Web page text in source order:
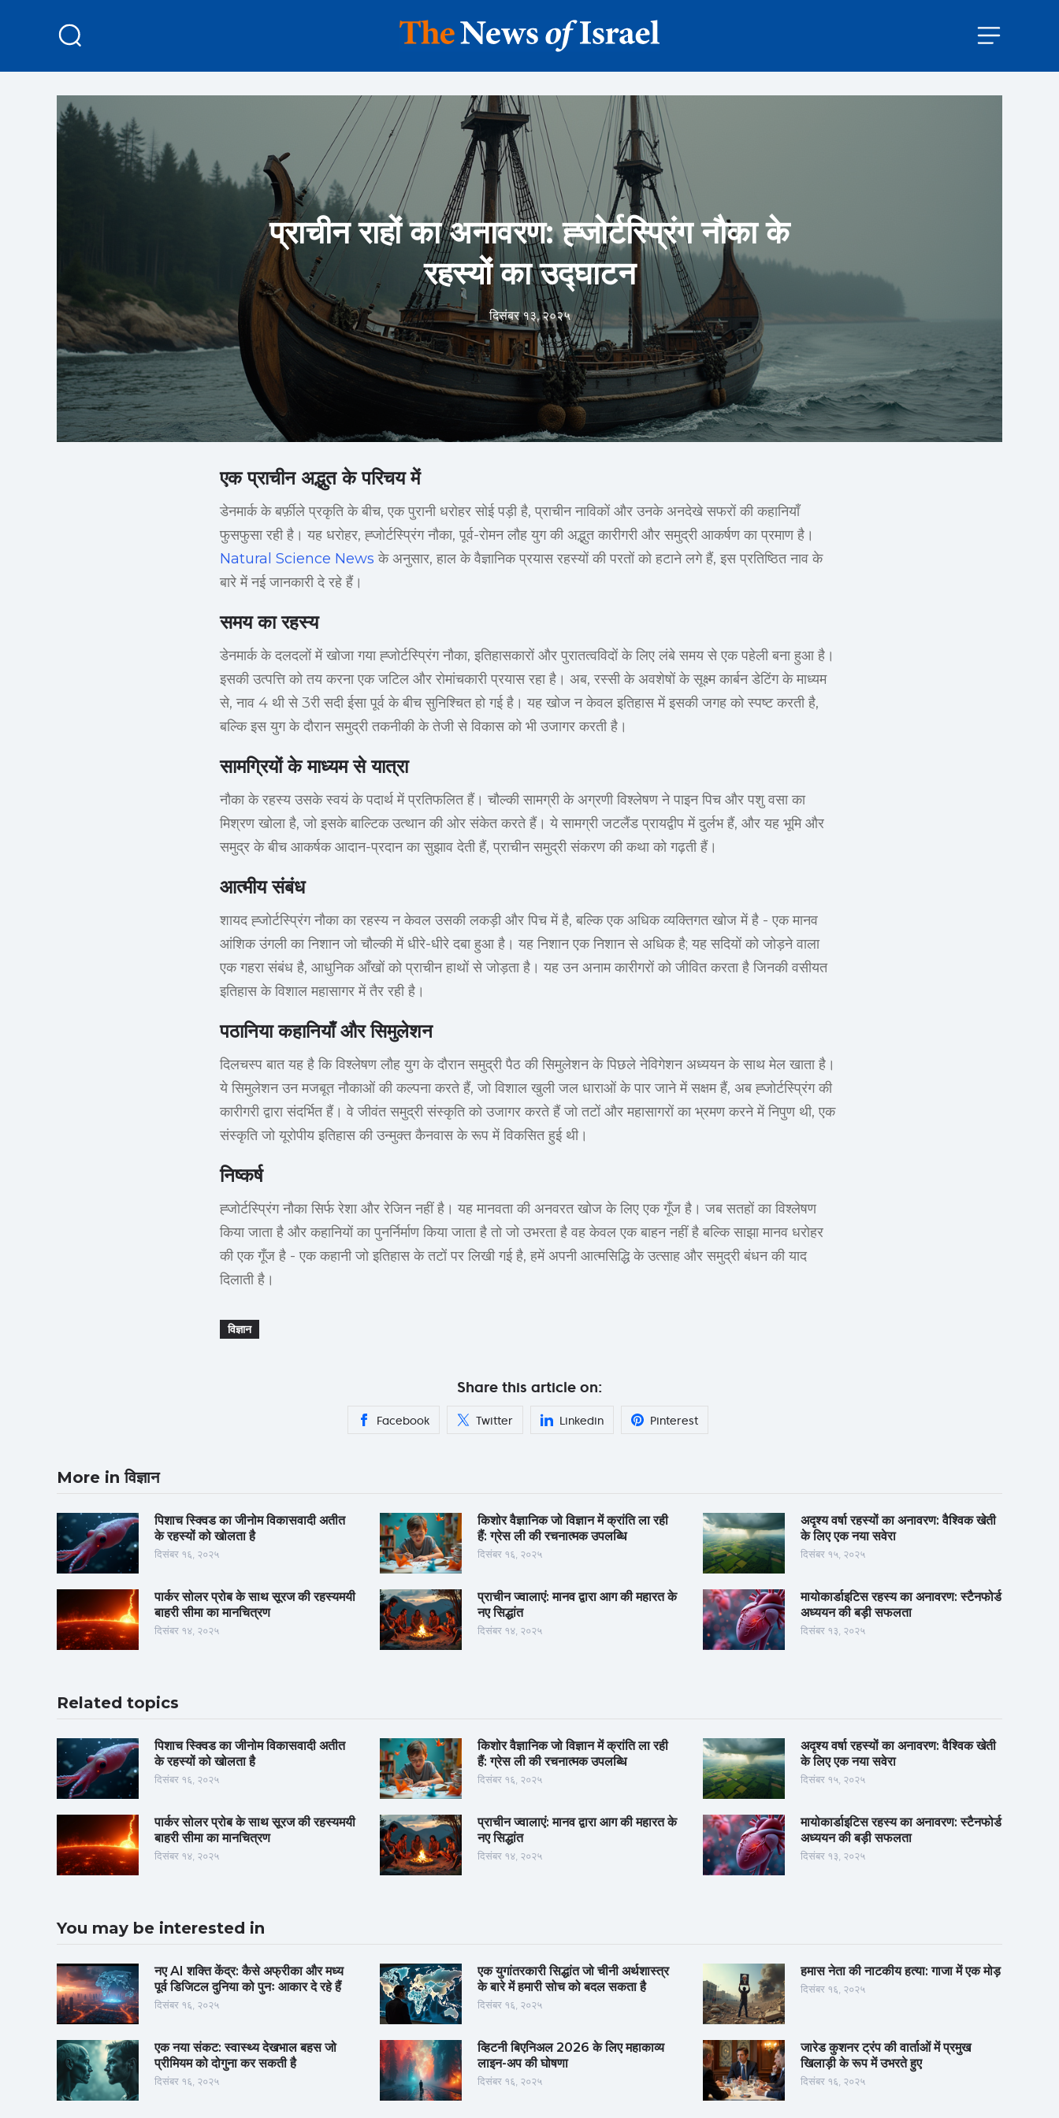
प्राचीन राहों का अनावरण: ह्जोर्टस्प्रिंग नौका के
रहस्यों का उद्घाटन
दिसंबर १३, २०२५
एक प्राचीन अद्भुत के परिचय में
डेनमार्क के बर्फ़ीले प्रकृति के बीच, एक पुरानी धरोहर सोई पड़ी है, प्राचीन नाविकों और उनके अनदेखे सफरों की कहानियाँ
फुसफुसा रही है। यह धरोहर, ह्जोर्टस्प्रिंग नौका, पूर्व-रोमन लौह युग की अद्भुत कारीगरी और समुद्री आकर्षण का प्रमाण है।
Natural Science News के अनुसार, हाल के वैज्ञानिक प्रयास रहस्यों की परतों को हटाने लगे हैं, इस प्रतिष्ठित नाव के
बारे में नई जानकारी दे रहे हैं।
समय का रहस्य
डेनमार्क के दलदलों में खोजा गया ह्जोर्टस्प्रिंग नौका, इतिहासकारों और पुरातत्वविदों के लिए लंबे समय से एक पहेली बना हुआ है।
इसकी उत्पत्ति को तय करना एक जटिल और रोमांचकारी प्रयास रहा है। अब, रस्सी के अवशेषों के सूक्ष्म कार्बन डेटिंग के माध्यम
से, नाव 4 थी से 3री सदी ईसा पूर्व के बीच सुनिश्चित हो गई है। यह खोज न केवल इतिहास में इसकी जगह को स्पष्ट करती है,
बल्कि इस युग के दौरान समुद्री तकनीकी के तेजी से विकास को भी उजागर करती है।
सामग्रियों के माध्यम से यात्रा
नौका के रहस्य उसके स्वयं के पदार्थ में प्रतिफलित हैं। चौल्की सामग्री के अग्रणी विश्लेषण ने पाइन पिच और पशु वसा का
मिश्रण खोला है, जो इसके बाल्टिक उत्थान की ओर संकेत करते हैं। ये सामग्री जटलैंड प्रायद्वीप में दुर्लभ हैं, और यह भूमि और
समुद्र के बीच आकर्षक आदान-प्रदान का सुझाव देती हैं, प्राचीन समुद्री संकरण की कथा को गढ़ती हैं।
आत्मीय संबंध
शायद ह्जोर्टस्प्रिंग नौका का रहस्य न केवल उसकी लकड़ी और पिच में है, बल्कि एक अधिक व्यक्तिगत खोज में है - एक मानव
आंशिक उंगली का निशान जो चौल्की में धीरे-धीरे दबा हुआ है। यह निशान एक निशान से अधिक है; यह सदियों को जोड़ने वाला
एक गहरा संबंध है, आधुनिक आँखों को प्राचीन हाथों से जोड़ता है। यह उन अनाम कारीगरों को जीवित करता है जिनकी वसीयत
इतिहास के विशाल महासागर में तैर रही है।
पठानिया कहानियाँ और सिमुलेशन
दिलचस्प बात यह है कि विश्लेषण लौह युग के दौरान समुद्री पैठ की सिमुलेशन के पिछले नेविगेशन अध्ययन के साथ मेल खाता है।
ये सिमुलेशन उन मजबूत नौकाओं की कल्पना करते हैं, जो विशाल खुली जल धाराओं के पार जाने में सक्षम हैं, अब ह्जोर्टस्प्रिंग की
कारीगरी द्वारा संदर्भित हैं। वे जीवंत समुद्री संस्कृति को उजागर करते हैं जो तटों और महासागरों का भ्रमण करने में निपुण थी, एक
संस्कृति जो यूरोपीय इतिहास की उन्मुक्त कैनवास के रूप में विकसित हुई थी।
निष्कर्ष
ह्जोर्टस्प्रिंग नौका सिर्फ रेशा और रेजिन नहीं है। यह मानवता की अनवरत खोज के लिए एक गूँज है। जब सतहों का विश्लेषण
किया जाता है और कहानियों का पुनर्निर्माण किया जाता है तो जो उभरता है वह केवल एक बाहन नहीं है बल्कि साझा मानव धरोहर
की एक गूँज है - एक कहानी जो इतिहास के तटों पर लिखी गई है, हमें अपनी आत्मसिद्धि के उत्साह और समुद्री बंधन की याद
दिलाती है।
विज्ञान
Share this article on:
Facebook Twitter Linkedin Pinterest
More in विज्ञान
पिशाच स्क्विड का जीनोम विकासवादी अतीत
के रहस्यों को खोलता है
दिसंबर १६, २०२५
किशोर वैज्ञानिक जो विज्ञान में क्रांति ला रही
हैं: ग्रेस ली की रचनात्मक उपलब्धि
दिसंबर १६, २०२५
अदृश्य वर्षा रहस्यों का अनावरण: वैश्विक खेती
के लिए एक नया सवेरा
दिसंबर १५, २०२५
पार्कर सोलर प्रोब के साथ सूरज की रहस्यमयी
बाहरी सीमा का मानचित्रण
दिसंबर १४, २०२५
प्राचीन ज्वालाएं: मानव द्वारा आग की महारत के
नए सिद्धांत
दिसंबर १४, २०२५
मायोकार्डाइटिस रहस्य का अनावरण: स्टैनफोर्ड
अध्ययन की बड़ी सफलता
दिसंबर १३, २०२५
Related topics
पिशाच स्क्विड का जीनोम विकासवादी अतीत
के रहस्यों को खोलता है
दिसंबर १६, २०२५
किशोर वैज्ञानिक जो विज्ञान में क्रांति ला रही
हैं: ग्रेस ली की रचनात्मक उपलब्धि
दिसंबर १६, २०२५
अदृश्य वर्षा रहस्यों का अनावरण: वैश्विक खेती
के लिए एक नया सवेरा
दिसंबर १५, २०२५
पार्कर सोलर प्रोब के साथ सूरज की रहस्यमयी
बाहरी सीमा का मानचित्रण
दिसंबर १४, २०२५
प्राचीन ज्वालाएं: मानव द्वारा आग की महारत के
नए सिद्धांत
दिसंबर १४, २०२५
मायोकार्डाइटिस रहस्य का अनावरण: स्टैनफोर्ड
अध्ययन की बड़ी सफलता
दिसंबर १३, २०२५
You may be interested in
नए AI शक्ति केंद्र: कैसे अफ्रीका और मध्य
पूर्व डिजिटल दुनिया को पुनः आकार दे रहे हैं
दिसंबर १६, २०२५
एक युगांतरकारी सिद्धांत जो चीनी अर्थशास्त्र
के बारे में हमारी सोच को बदल सकता है
दिसंबर १६, २०२५
हमास नेता की नाटकीय हत्या: गाजा में एक मोड़
दिसंबर १६, २०२५
एक नया संकट: स्वास्थ्य देखभाल बहस जो
प्रीमियम को दोगुना कर सकती है
दिसंबर १६, २०२५
व्हिटनी बिएनिअल 2026 के लिए महाकाव्य
लाइन-अप की घोषणा
दिसंबर १६, २०२५
जारेड कुशनर ट्रंप की वार्ताओं में प्रमुख
खिलाड़ी के रूप में उभरते हुए
दिसंबर १६, २०२५